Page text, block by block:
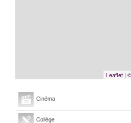
Leaflet | ©
Cinéma
Collège